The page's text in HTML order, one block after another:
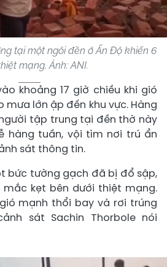
tại một ngôi đền ở Ấn Độ khiến 6
mạng. Ảnh: ANI.
khoảng 17 giờ chiều khi gió
lớn ập đến khu vực. Hàng
tập trung tại đền thờ này
hàng tuần, vội tìm nơi trú ẩn
sát thông tin.
bức tường gạch đã bị đổ sập,
mắc kẹt bên dưới thiệt mạng.
mạnh thổi bay và rơi trúng
sát Sachin Thorbole nói